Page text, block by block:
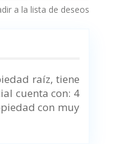
a la lista de deseos
raíz, tiene
cuenta con: 4
con muy